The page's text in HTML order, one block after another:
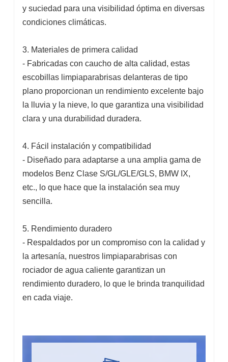
y suciedad para una visibilidad óptima en diversas
condiciones climáticas.
3. Materiales de primera calidad
- Fabricadas con caucho de alta calidad, estas
escobillas limpiaparabrisas delanteras de tipo
plano proporcionan un rendimiento excelente bajo
la lluvia y la nieve, lo que garantiza una visibilidad
clara y una durabilidad duradera.
4. Fácil instalación y compatibilidad
- Diseñado para adaptarse a una amplia gama de
modelos Benz Clase S/GL/GLE/GLS, BMW IX,
etc., lo que hace que la instalación sea muy
sencilla.
5. Rendimiento duradero
- Respaldados por un compromiso con la calidad y
la artesanía, nuestros limpiaparabrisas con
rociador de agua caliente garantizan un
rendimiento duradero, lo que le brinda tranquilidad
en cada viaje.